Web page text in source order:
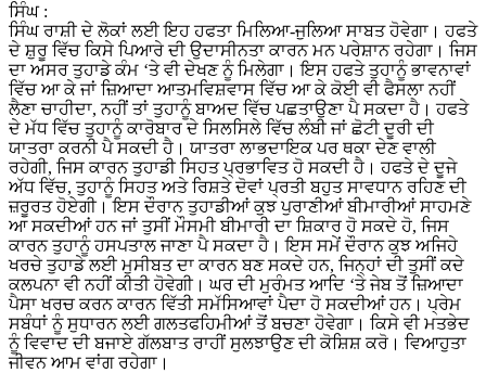
ਸਿੰਘ :
ਸਿੰਘ ਰਾਸ਼ੀ ਦੇ ਲੋਕਾਂ ਲਈ ਇਹ ਹਫਤਾ ਮਿਲਿਆ-ਜੁਲਿਆ ਸਾਬਤ ਹੋਵੇਗਾ। ਹਫਤੇ
ਦੇ ਸ਼ੁਰੂ ਵਿੱਚ ਕਿਸੇ ਪਿਆਰੇ ਦੀ ਉਦਾਸੀਨਤਾ ਕਾਰਨ ਮਨ ਪਰੇਸ਼ਾਨ ਰਹੇਗਾ। ਜਿਸ
ਦਾ ਅਸਰ ਤੁਹਾਡੇ ਕੰਮ ‘ਤੇ ਵੀ ਦੇਖਣ ਨੂੰ ਮਿਲੇਗਾ। ਇਸ ਹਫਤੇ ਤੁਹਾਨੂੰ ਭਾਵਨਾਵਾਂ
ਵਿੱਚ ਆ ਕੇ ਜਾਂ ਜ਼ਿਆਦਾ ਆਤਮਵਿਸ਼ਵਾਸ ਵਿੱਚ ਆ ਕੇ ਕੋਈ ਵੀ ਫੈਸਲਾ ਨਹੀਂ
ਲੈਣਾ ਚਾਹੀਦਾ, ਨਹੀਂ ਤਾਂ ਤੁਹਾਨੂੰ ਬਾਅਦ ਵਿੱਚ ਪਛਤਾਉਣਾ ਪੈ ਸਕਦਾ ਹੈ। ਹਫਤੇ
ਦੇ ਮੱਧ ਵਿੱਚ ਤੁਹਾਨੂੰ ਕਾਰੋਬਾਰ ਦੇ ਸਿਲਸਿਲੇ ਵਿੱਚ ਲੰਬੀ ਜਾਂ ਛੋਟੀ ਦੂਰੀ ਦੀ
ਯਾਤਰਾ ਕਰਨੀ ਪੈ ਸਕਦੀ ਹੈ। ਯਾਤਰਾ ਲਾਭਦਾਇਕ ਪਰ ਥਕਾ ਦੇਣ ਵਾਲੀ
ਰਹੇਗੀ, ਜਿਸ ਕਾਰਨ ਤੁਹਾਡੀ ਸਿਹਤ ਪ੍ਰਭਾਵਿਤ ਹੋ ਸਕਦੀ ਹੈ। ਹਫਤੇ ਦੇ ਦੂਜੇ
ਅੱਧ ਵਿੱਚ, ਤੁਹਾਨੂੰ ਸਿਹਤ ਅਤੇ ਰਿਸ਼ਤੇ ਦੋਵਾਂ ਪ੍ਰਤੀ ਬਹੁਤ ਸਾਵਧਾਨ ਰਹਿਣ ਦੀ
ਜ਼ਰੂਰਤ ਹੋਏਗੀ। ਇਸ ਦੌਰਾਨ ਤੁਹਾਡੀਆਂ ਕੁਝ ਪੁਰਾਣੀਆਂ ਬੀਮਾਰੀਆਂ ਸਾਹਮਣੇ
ਆ ਸਕਦੀਆਂ ਹਨ ਜਾਂ ਤੁਸੀਂ ਮੌਸਮੀ ਬੀਮਾਰੀ ਦਾ ਸ਼ਿਕਾਰ ਹੋ ਸਕਦੇ ਹੋ, ਜਿਸ
ਕਾਰਨ ਤੁਹਾਨੂੰ ਹਸਪਤਾਲ ਜਾਣਾ ਪੈ ਸਕਦਾ ਹੈ। ਇਸ ਸਮੇਂ ਦੌਰਾਨ ਕੁਝ ਅਜਿਹੇ
ਖਰਚੇ ਤੁਹਾਡੇ ਲਈ ਮੁਸੀਬਤ ਦਾ ਕਾਰਨ ਬਣ ਸਕਦੇ ਹਨ, ਜਿਨ੍ਹਾਂ ਦੀ ਤੁਸੀਂ ਕਦੇ
ਕਲਪਨਾ ਵੀ ਨਹੀਂ ਕੀਤੀ ਹੋਵੇਗੀ। ਘਰ ਦੀ ਮੁਰੰਮਤ ਆਦਿ ‘ਤੇ ਜੇਬ ਤੋਂ ਜ਼ਿਆਦਾ
ਪੈਸਾ ਖਰਚ ਕਰਨ ਕਾਰਨ ਵਿੱਤੀ ਸਮੱਸਿਆਵਾਂ ਪੈਦਾ ਹੋ ਸਕਦੀਆਂ ਹਨ। ਪ੍ਰੇਮ
ਸਬੰਧਾਂ ਨੂੰ ਸੁਧਾਰਨ ਲਈ ਗਲਤਫਹਿਮੀਆਂ ਤੋਂ ਬਚਣਾ ਹੋਵੇਗਾ। ਕਿਸੇ ਵੀ ਮਤਭੇਦ
ਨੂੰ ਵਿਵਾਦ ਦੀ ਬਜਾਏ ਗੱਲਬਾਤ ਰਾਹੀਂ ਸੁਲਝਾਉਣ ਦੀ ਕੋਸ਼ਿਸ਼ ਕਰੋ। ਵਿਆਹੁਤਾ
ਜੀਵਨ ਆਮ ਵਾਂਗ ਰਹੇਗਾ।